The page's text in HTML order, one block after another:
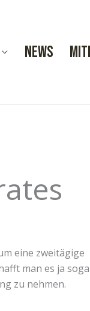
News
eine zweitägige
man es ja
zu nehmen.